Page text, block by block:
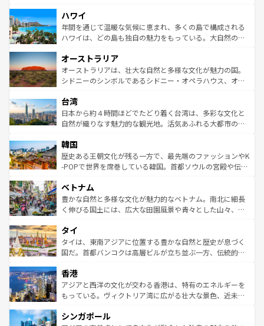
ば市内交通費無料で観光を楽しむこともできる。 なお、新
着のスイス情報はコンテンツ一覧 を参照してほしい。
のような巨大都市は、観光、ショッピング、エンターテイ
ンメントが詰まった刺激的なスポットだ。一方、アメリカ
西部には大自然が広がり、グランドキャニオンやイエロー
部のニューオーリンズでは、音楽と美食が融合した独特の
文化が魅力。旅行者はアメリカの各地域で異なる魅力を楽
しみながら、その多様性と豊かな歴史を感じることができ
ならではの贅沢な旅のスタイルだ。 なお、新着のアメリカ
情報はコンテンツ一覧を参照してほしい。
ハワイ
年間を通じて温暖な気候に恵まれ、多くの島で構成される
ハワイは、どの島も独自の魅力をもっている。大自然の神
ワイ島は見逃せない。また、定番の観光地といえばオアフ
島だが、静かな自然を求めるならマウイ島やカウアイ島が
おすすめ。エメラルドグリーンに輝く海をはじめ、豊かな
れるおもてなしの心で訪れる人々を迎えてくれるハワイの
人々、おいしいローカルフードやハワイアンミュージッ
ク、伝統的なフラダンスなど、すべてがハワイの魅力を彩
ワイを、存分に味わってほしい。 なお、新着のハワイ情報
はコンテンツ一覧を参照してほしい。
オーストラリア
オーストラリアは、壮大な自然と多様な文化が魅力の国。
シドニーのシンボルであるシドニー・オペラハウス、オー
リアリーフや大陸中央部にそびえるウルル（エアーズロッ
ク）、タスマニアの美しい原生林やケアンズの熱帯雨林な
ど、見どころがたくさん。また、カフェやワイン、オージ
いる。アクティビティも充実しており、サーフィンやダイ
ビング、ハイキングなど、アウトドア好きにはたまらな
い。オーストラリアの多彩な魅力を存分に味わいつくそ
参照してほしい。
台湾
日本から約４時間ほどでたどり着く台湾は、多彩な文化と
自然が織りなす魅力的な観光地。活気あふれる大都市の台
ン）、静ひつな山岳地帯である台湾東部など、都市の喧騒
と山間の静けさが共存しており、訪れる人に新しい発見と
驚きをもたらしてくれる。また、奥深い台湾の食文化も魅
容にもいいと評判のスイーツなど、バラエティ豊かな料理
が味わえる。 なお、新着の台湾情報は コンテンツ一覧を参
照してほしい。
韓国
歴史ある王朝文化が残る一方で、最先端のファッションやK
-POPで世界を席巻している韓国。首都ソウルの宮殿や伝統
き、地方に足を延ばせば四季折々の自然美を楽しむことが
できる。そして、キムチや焼肉、絶品のストリートフード
まで、さまざまな韓国料理が待っている。夜には、韓国な
リティに包まれながら、韓国の多彩な魅力を心ゆくまで味
わってみてほしい。 なお、新着の韓国情報はコンテンツ一
覧を参照してほしい。
ベトナム
豊かな自然と多様な文化が魅力的なベトナム。南北に細長
く伸びる国土には、広大な田園風景や青々とした山々、世
急速な発展と共に伝統が息づく。ハノイの古い町並みやホ
ーチミン市のフランス統治時代の建物も、独特の雰囲気を
醸し出している。また、バラエティの豊かさとおいしさで
とつ。フォーやバインミー、ベトナムコーヒーなどは、ぜ
ひ現地で味わいたい。どの地域を訪れてもあたたかい人々
が旅行者を迎えてくれるので、きっと忘れられない旅にな
参照してほしい。
タイ
タイは、東南アジアに位置する豊かな自然と歴史が息づく
国だ。首都バンコクは高層ビルが立ち並ぶ一方、伝統的な
の活気が交差している。北部ではチェンマイなどの山岳地
帯で自然と触れ合い、南部ではプーケットやクラビの美し
いビーチでリゾート気分を楽しむことができる。タイ料理
激する。気候は一年中温暖で、どの季節にも異なる楽しみ
香港
アジアと西洋の文化が交わる香港は、特有のエネルギーを
もっている。ヴィクトリア湾に広がる壮大な景色、近未来
み、どこを訪れても感動するはず。観光スポットが密集し
シンガポール